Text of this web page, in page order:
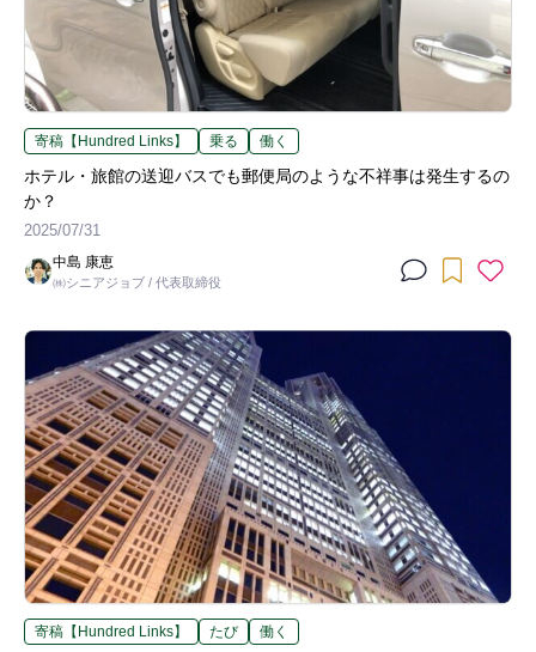
寄稿【Hundred Links】 乗る 働く
ホテル・旅館の送迎バスでも郵便局のような不祥事は発生するの
か？
2025/07/31
中島 康恵
㈱シニアジョブ / 代表取締役
寄稿【Hundred Links】 たび 働く